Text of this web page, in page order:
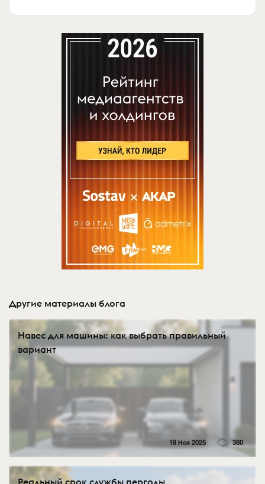
Другие материалы блога
Навес для машины: как выбрать правильный
вариант
18 Ноя 2025 360